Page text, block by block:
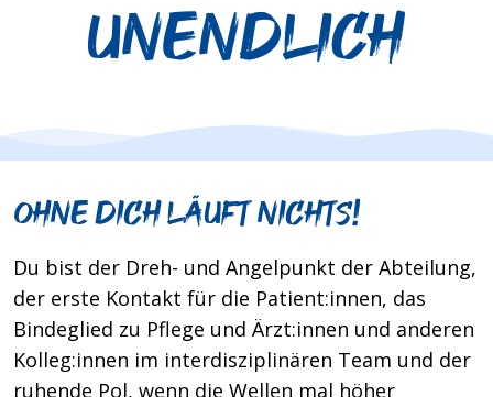
Unendlich
Ohne dich läuft nichts!
Du bist der Dreh- und Angelpunkt der Abteilung,
der erste Kontakt für die Patient:innen, das
Bindeglied zu Pflege und Ärzt:innen und anderen
Kolleg:innen im interdisziplinären Team und der
ruhende Pol, wenn die Wellen mal höher